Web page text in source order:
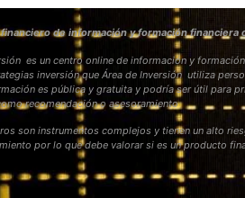
de información y formación financiera
es un centro online de información y
inversión que Área de Inversión utiliza
es pública y gratuita y podría ser útil para
recomendación o asesoramiento
son instrumentos complejos y tienen un alto
por lo que debe valorar si es un producto